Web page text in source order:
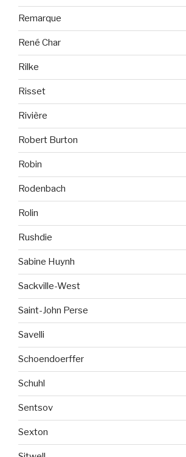
Remarque
René Char
Rilke
Risset
Rivière
Robert Burton
Robin
Rodenbach
Rolin
Rushdie
Sabine Huynh
Sackville-West
Saint-John Perse
Savelli
Schoendoerffer
Schuhl
Sentsov
Sexton